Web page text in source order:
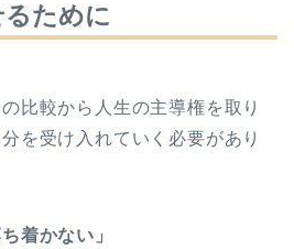
ために
比較から人生の主導権を取り
を受け入れていく必要があり
着かない」